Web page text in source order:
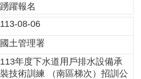
踴躍報名
113-08-06
國土管理署
113年度下水道用戶排水設備承
裝技術訓練 （南區梯次）招訓公